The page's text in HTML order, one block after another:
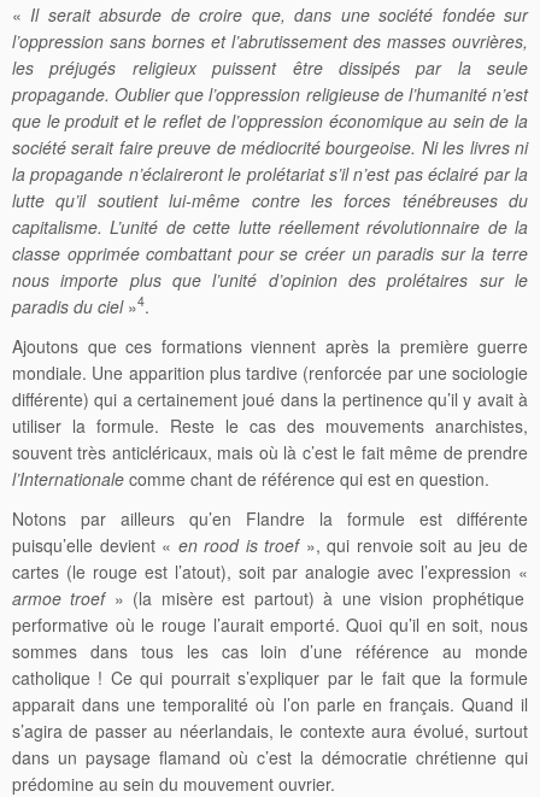
« Il serait absurde de croire que, dans une société fondée sur
l’oppression sans bornes et l’abrutissement des masses ouvrières,
les préjugés religieux puissent être dissipés par la seule
propagande. Oublier que l’oppression religieuse de l’humanité n’est
que le produit et le reflet de l’oppression économique au sein de la
société serait faire preuve de médiocrité bourgeoise. Ni les livres ni
la propagande n’éclaireront le prolétariat s’il n’est pas éclairé par la
lutte qu’il soutient lui-même contre les forces ténébreuses du
capitalisme. L’unité de cette lutte réellement révolutionnaire de la
classe opprimée combattant pour se créer un paradis sur la terre
nous importe plus que l’unité d’opinion des prolétaires sur le
paradis du ciel»4.
Ajoutons que ces formations viennent après la première guerre
mondiale. Une apparition plus tardive (renforcée par une sociologie
différente) qui a certainement joué dans la pertinence qu’il y avait à
utiliser la formule. Reste le cas des mouvements anarchistes,
souvent très anticléricaux, mais où là c’est le fait même de prendre
l’Internationale comme chant de référence qui est en question.
Notons par ailleurs qu’en Flandre la formule est différente
puisqu’elle devient « en rood is troef», qui renvoie soit au jeu de
cartes (le rouge est l’atout), soit par analogie avec l’expression «
armoe troef» (la misère est partout) à une vision prophétique
performative où le rouge l’aurait emporté. Quoi qu’il en soit, nous
sommes dans tous les cas loin d’une référence au monde
catholique ! Ce qui pourrait s’expliquer par le fait que la formule
apparait dans une temporalité où l’on parle en français. Quand il
s’agira de passer au néerlandais, le contexte aura évolué, surtout
dans un paysage flamand où c’est la démocratie chrétienne qui
prédomine au sein du mouvement ouvrier.